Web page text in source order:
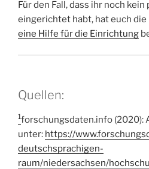
Für den Fall, dass ihr noch
eingerichtet habt, hat euch
eine Hilfe für die Einrichtung
Quellen:
1forschungsdaten.info (2020):
unter: https://
deutschsprachigen-
raum/niedersachsen/